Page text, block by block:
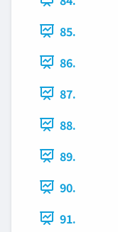
85.
86.
87.
88.
89.
90.
91.